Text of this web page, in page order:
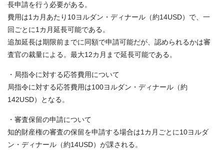
長申請を行う必要がある。
費用は1カ月あたり10ヨルダン・ディナール（約14USD）で、一
回ごとに1カ月延長可能である。
追加延長は期限前までに同額で申請可能だが、認められるかは審
査官の裁量による。最大12カ月まで延長可能である。
・局指令に対する応答費用について
局指令に対する応答費用は100ヨルダン・ディナール（約
142USD）となる。
・審査保留の申請について
知的財産権の審査の保留を申請する場合は1カ月ごとに10ヨルダ
ン・ディナール（約14USD）が課される。